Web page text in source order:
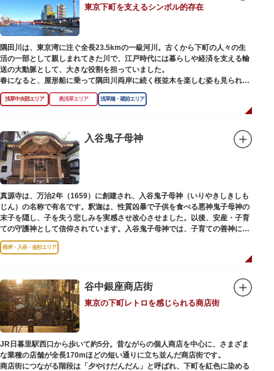
【撞球室】
当時の日本では非常に珍しいスイスの山小屋風の撞球室（ビリヤード場）
で、洋館から地下道でつながっています。通常は非公開ですが、毎月15日
（10月のみ10/16）に先着順で限定公開されています。
【和館大広間】
洋館に併置された名棟 梁大河喜十郎の手によるものと伝えられている書院造
りの和館で、当時は550坪に及ぶ洋館を遥かにしのぐ規模でしたが、現在は
冠婚葬祭などに使われていた大広間の1棟だけが残っています。
を一部踏襲している広大な庭は、建築様式同様に和洋併置式とされ、「芝
庭」をもつ近代庭園の初期の形を残しています。江戸時代の石碑や手水鉢、
庭石などが見られ、煉瓦塀を含めた敷地全体が重要文化財に指定されていま
す。
東京下町を支えるシンボル的存在
隅田川は、東京湾に注ぐ全長23.5kmの一級河川。古くから下町の人々の生
活の一部として親しまれてきた川で、江戸時代には暮らしや経済を支える輸
送の大動脈として、大きな役割を担っていました。
春になると、屋形船に乗って隅田川両岸に続く桜並木を楽しむ姿も見られ、
東京スカイツリーとのコラボレーションも、まさに絵になる光景です。ま
た、毎年7月の最終土曜日に開催される「隅田川花火大会」は、東京の夏の
川沿いには「隅田川テラス」と呼ばれる遊歩道も整備されています。心地よ
い風に吹かれながら、緑化が施された遊歩道で散歩やジョギングを楽しんだ
後は、オープンカフェでほっと一息つくのもおすすめです。
隅田川にかかる橋々も、それぞれ特徴的な形をしていて見応えは抜群。せっ
かくなら水上バスに乗船して、優雅に観察してみてはいかがでしょうか。
浅草中央部エリア 奥浅草エリア 浅草橋・蔵前エリア
入谷鬼子母神
真源寺は、万治2年（1659）に創建され、入谷鬼子母神（いりやきしきしも
じん）の名称で有名です。釈迦は、性質凶暴で子供を食べる悪神鬼子母神の
末子を隠し、子を失う悲しみを実感させ改心させました。以後、安産・子育
ての守護神として信仰されています。入谷鬼子母神では、子育ての善神にな
った由来からツノのない「おに」の文字を使っています。
根岸・入谷・金杉エリア
谷中銀座商店街
東京の下町レトロを感じられる商店街
JR日暮里駅西口から歩いて約5分。昔ながらの個人商店を中心に、さまざま
な業種の店舗が全長170mほどの短い通りに立ち並んだ商店街です。
商店街につながる階段は「夕やけだんだん」と呼ばれ、下町を紅色に染める